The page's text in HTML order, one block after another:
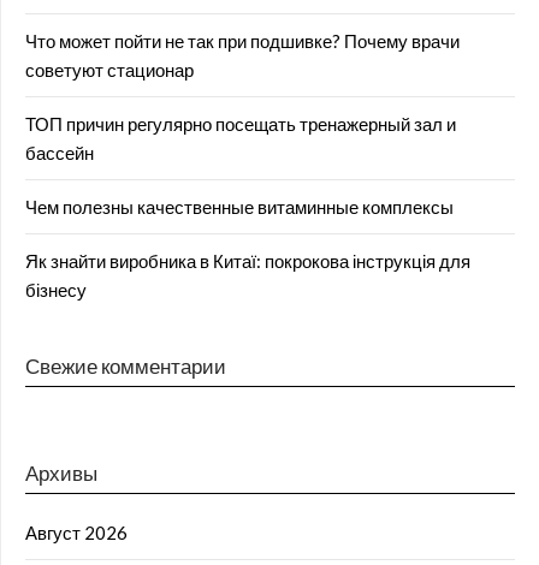
Что может пойти не так при подшивке? Почему врачи
советуют стационар
ТОП причин регулярно посещать тренажерный зал и
бассейн
Чем полезны качественные витаминные комплексы
Як знайти виробника в Китаї: покрокова інструкція для
бізнесу
Свежие комментарии
Архивы
Август 2026